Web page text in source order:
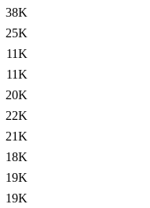
38K
25K
11K
11K
20K
22K
21K
18K
19K
19K